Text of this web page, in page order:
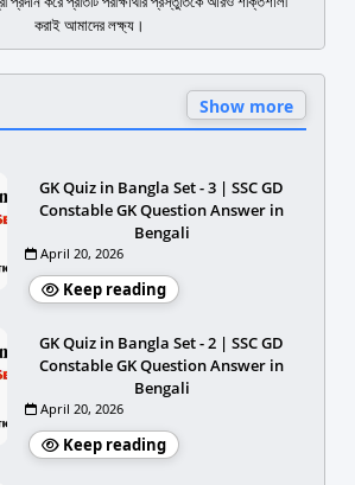
করাই আমাদের লক্ষ্য।
Show more
GK Quiz in Bangla Set - 3 | SSC GD
Constable GK Question Answer in
Bengali
April 20, 2026
Keep reading
GK Quiz in Bangla Set - 2 | SSC GD
Constable GK Question Answer in
Bengali
April 20, 2026
Keep reading